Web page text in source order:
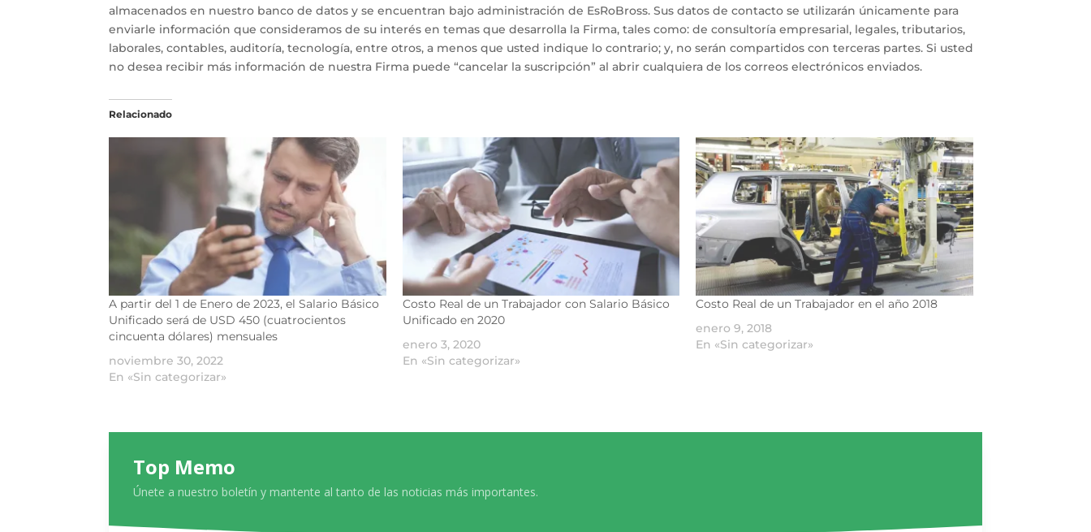
almacenados en nuestro banco de datos y se encuentran bajo administración de EsRoBross. Sus datos de contacto se utilizarán únicamente para
enviarle información que consideramos de su interés en temas que desarrolla la Firma, tales como: de consultoría empresarial, legales, tributarios,
laborales, contables, auditoría, tecnología, entre otros, a menos que usted indique lo contrario; y, no serán compartidos con terceras partes. Si usted
no desea recibir más información de nuestra Firma puede “cancelar la suscripción” al abrir cualquiera de los correos electrónicos enviados.
Relacionado
A partir del 1 de Enero de 2023, el Salario Básico
Unificado será de USD 450 (cuatrocientos
cincuenta dólares) mensuales
noviembre 30, 2022
En «Sin categorizar»
Costo Real de un Trabajador con Salario Básico
Unificado en 2020
enero 3, 2020
En «Sin categorizar»
Costo Real de un Trabajador en el año 2018
enero 9, 2018
En «Sin categorizar»
Top Memo
Únete a nuestro boletín y mantente al tanto de las noticias más importantes.